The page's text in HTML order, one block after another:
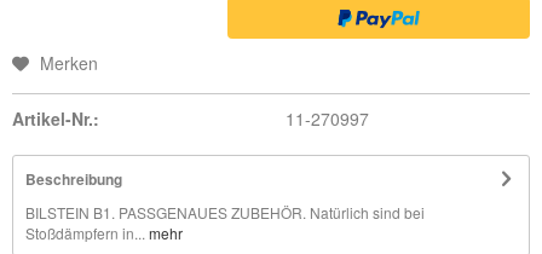
Merken
Artikel-Nr.: 11-270997
Beschreibung
BILSTEIN B1. PASSGENAUES ZUBEHÖR. Natürlich sind bei
Stoßdämpfern in... mehr